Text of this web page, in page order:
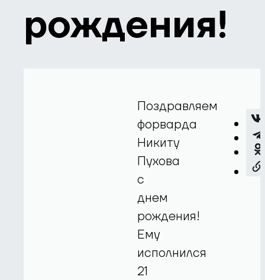
рождения!
Поздравляем
форварда
Никиту
Пухова
с
днем
рождения!
Ему
исполнился
21